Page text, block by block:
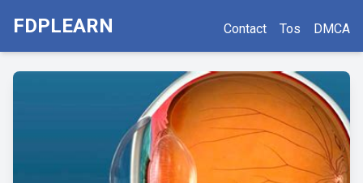
FDPLEARN Contact Tos DMCA